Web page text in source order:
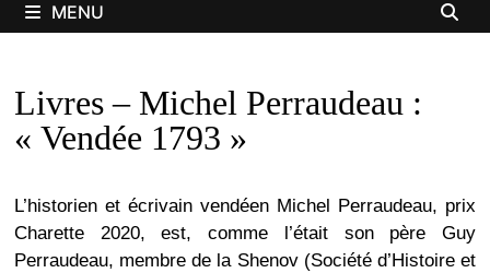
MENU
Livres – Michel Perraudeau :
« Vendée 1793 »
L’historien et écrivain vendéen Michel Perraudeau, prix
Charette 2020, est, comme l’était son père Guy
Perraudeau, membre de la Shenov (Société d’Histoire et